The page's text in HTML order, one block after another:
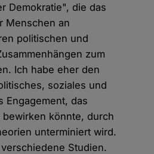
Demokratie", die das
Menschen an
politischen und
zum
Ich habe eher den
soziales und
Engagement, das
könnte, durch
unterminiert wird.
Studien.